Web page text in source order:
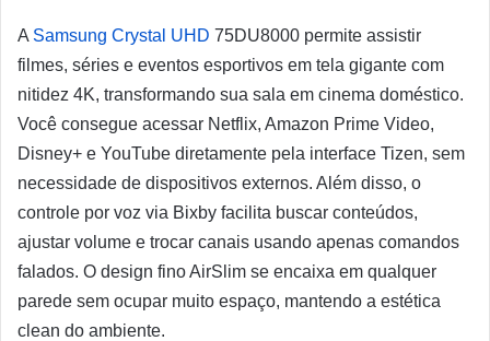
A Samsung Crystal UHD 75DU8000 permite assistir
filmes, séries e eventos esportivos em tela gigante com
nitidez 4K, transformando sua sala em cinema doméstico.
Você consegue acessar Netflix, Amazon Prime Video,
Disney+ e YouTube diretamente pela interface Tizen, sem
necessidade de dispositivos externos. Além disso, o
controle por voz via Bixby facilita buscar conteúdos,
ajustar volume e trocar canais usando apenas comandos
falados. O design fino AirSlim se encaixa em qualquer
parede sem ocupar muito espaço, mantendo a estética
clean do ambiente.